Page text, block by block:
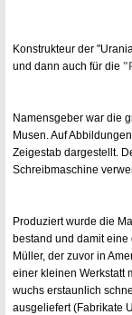
Konstrukteur der
und dann auch für die
Namensgeber war die
Musen. Auf
Zeigestab dargestellt.
Schreibmaschine
Produziert wurde die
bestand und damit
Müller, der zuvor in
einer kleinen Werkstatt
wuchs erstaunlich
ausgeliefert (Fabrikate